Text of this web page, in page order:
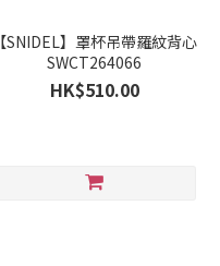
【SNIDEL】罩杯吊帶羅紋背心
SWCT264066
HK$510.00